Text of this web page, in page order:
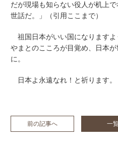
だが現場も知らない役人が机上
世話だ。」（引用ここまで）
祖国日本がいい国になりますよ
やまとのこころが目覚め、日本
に。
日本よ永遠なれ！と祈ります。
前の記事へ 一